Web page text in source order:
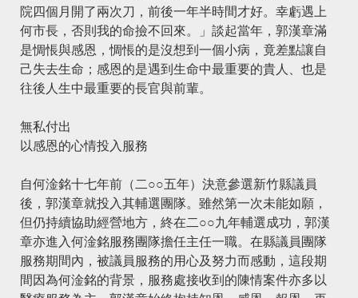
院四個月開了兩次刀，前後一年半時間才好。幸虧遇上
何市長，否則我的命撿不回來。」談起當年，郭漢章滿
是惆悵與感恩，惆悵的是沒想到一個小病，竟差點讓自
己失去生命；感恩的是遇到生命中最重要的貴人、也是
往後人生中最重要的長官與前輩。
無私付出
以感恩的心情投入服務
自何淦銘十七年前（二○○五年）決意參選新竹縣議員
後，郭漢章就投入其輔選團隊。雖然第一次未能如願，
但仍持續協助經營地方，終在二○○九年輔選成功，郭漢
章亦進入何淦銘服務團隊擔任主任一職。在縣議員團隊
服務期間內，被議員服務的用心及努力而感動，這段期
間因為何淦銘的背景，服務處接收到的陳情案件亦多以